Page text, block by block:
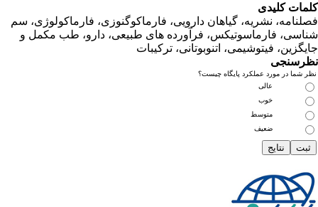
کلیدی
نشریه، گیاهان دارویی، فارماکوگنوزی، فارماکولوژی، سم
فارماسوتیکس، فرآورده های طبیعی، دارو، طب مکمل و
فیتوشیمی، اتنوبوتانی، ترکیبات
در مورد عملکرد پایگاه چیست؟
متوسط
ضعیف